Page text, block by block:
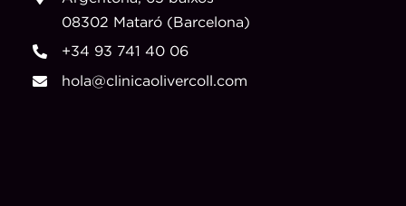
08302 Mataró (Barcelona)
+34 93 741 40 06
hola@clinicaolivercoll.com